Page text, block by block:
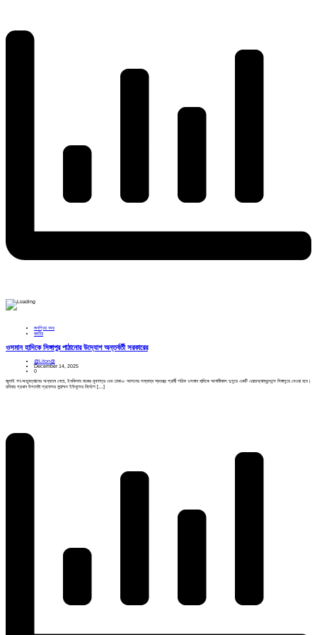
জনপ্রিয় খবর
জাতীয়
ওসমান হাদিকে সিঙ্গাপুর পাঠানোর উদ্যোগ অন্তর্বর্তী সরকারের
@Liton@
December 14, 2025
0
জুলাই গণ-অভ্যুত্থানের অন্যতম নেতা, ইনকিলাব মঞ্চের মুখপাত্র এবং ঢাকা-৮ আসনের সম্ভাব্য স্বতন্ত্র প্রার্থী শরিফ ওসমান হাদিকে আগামীকাল দুপুরে একটি এয়ারঅ্যাম্বুলেন্সে সিঙ্গাপুরে নেওয়া হবে।
রবিবার প্রধান উপদেষ্টা প্রফেসর মুহাম্মদ ইউনূসের নির্দেশে […]